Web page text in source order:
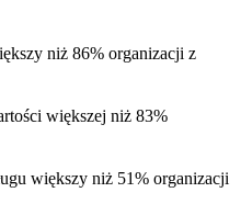
niż 86% organizacji z
większej niż 83%
większy niż 51% organizacji